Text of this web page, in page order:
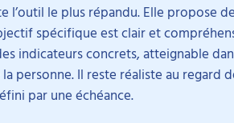
l’outil le plus répandu. Elle propose
spécifique est clair et
indicateurs concrets, atteignable
personne. Il reste réaliste au regard
par une échéance.